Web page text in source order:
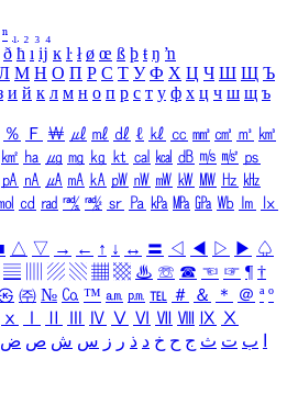
ⁿ ₁ ₂ ₃ ₄
ð ħ ı ĳ ĸ ŀ ł ø œ ß þ ŧ ŋ ŉ
М Н О П Р С Т У Ф Х Ц Ч Ш Щ Ъ
и й к л м н о п р с т у ф х ц ч ш щ ъ
％ Ｆ ￦ ㎕ ㎖ ㎗ ℓ ㎘ ㏄ ㎣ ㎤ ㎥ ㎦
㎢ ㏊ ㎍ ㎎ ㎏ ㏏ ㎈ ㎉ ㏈ ㎧ ㎨ ㎰
㎀ ㎁ ㎂ ㎃ ㎄ ㎺ ㎻ ㎽ ㎾ ㎿ ㎐ ㎑
㏅ ㎭ ㎮ ㎯ ㏛ ㎩ ㎪ ㎫ ㎬ ㏝ ㏐
㏓
△ ▽ → ← ↑ ↓ ↔ 〓 ◁ ◀ ▷ ▶ ♤
▤ ▨ ▧ ▦ ▩ ♨ ☏ ☎ ☜ ☞ ¶ †
㈜ № ㏇ ™ ㏂ ㏘ ℡ ＃ ＆ ＊ ＠ ª º
ⅹ Ⅳ Ⅴ Ⅵ Ⅶ Ⅷ Ⅸ Ⅹ
ب ت ث ج ح خ د ذ ر ز س ش ص ض